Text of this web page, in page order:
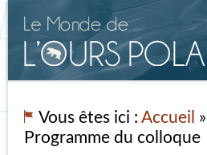
Vous êtes ici : Accueil »
Programme du colloque